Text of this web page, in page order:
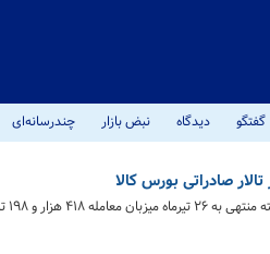
گفتگو دیدگاه نبض بازار چندرسانه‌ای
انواع کالا و محصول بود.